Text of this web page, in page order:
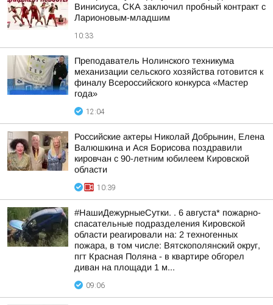
Винисиуса, СКА заключил пробный контракт с
Ларионовым-младшим
10:33
Преподаватель Нолинского техникума
механизации сельского хозяйства готовится к
финалу Всероссийского конкурса «Мастер
года»
12:04
Российские актеры Николай Добрынин, Елена
Валюшкина и Ася Борисова поздравили
кировчан с 90-летним юбилеем Кировской
области
10:39
#НашиДежурныеСутки. . 6 августа* пожарно-
спасательные подразделения Кировской
области реагировали на: 2 техногенных
пожара, в том числе: Вятскополянский округ,
пгт Красная Поляна - в квартире обгорел
диван на площади 1 м...
09:06